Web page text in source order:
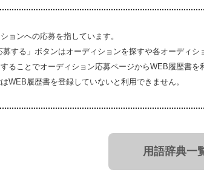
ョンへの応募を指しています。
募する」ボタンはオーディションを探すや各オーディシ
ることでオーディション応募ページからWEB履歴書を
WEB履歴書を登録していないと利用できません。
用語辞典一